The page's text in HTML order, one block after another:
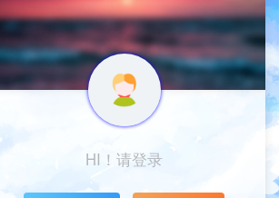
HI！请登录